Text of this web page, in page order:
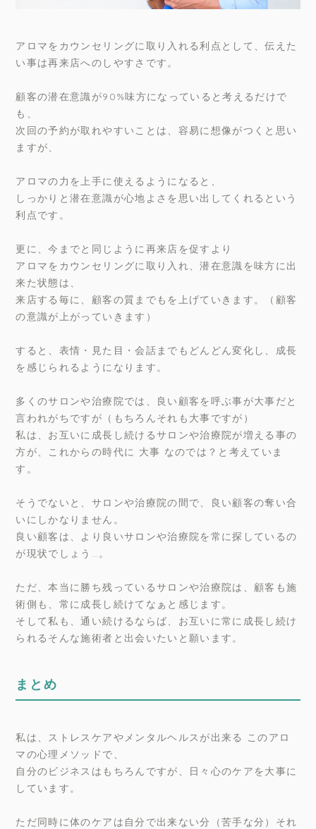
アロマをカウンセリングに取り入れる利点として、伝えた
い事は再来店へのしやすさです。
顧客の潜在意識が90%味方になっていると考えるだけで
も、
次回の予約が取れやすいことは、容易に想像がつくと思い
ますが、
アロマの力を上手に使えるようになると、
しっかりと潜在意識が心地よさを思い出してくれるという
利点です。
更に、今までと同じように再来店を促すより
アロマをカウンセリングに取り入れ、潜在意識を味方に出
来た状態は、
来店する毎に、顧客の質までもを上げていきます。（顧客
の意識が上がっていきます）
すると、表情・見た目・会話までもどんどん変化し、成長
を感じられるようになります。
多くのサロンや治療院では、良い顧客を呼ぶ事が大事だと
言われがちですが（もちろんそれも大事ですが）
私は、お互いに成長し続けるサロンや治療院が増える事の
方が、これからの時代に 大事 なのでは？と考えていま
す。
そうでないと、サロンや治療院の間で、良い顧客の奪い合
いにしかなりません。
良い顧客は、より良いサロンや治療院を常に探しているの
が現状でしょう…。
ただ、本当に勝ち残っているサロンや治療院は、顧客も施
術側も、常に成長し続けてなぁと感じます。
そして私も、通い続けるならば、お互いに常に成長し続け
られるそんな施術者と出会いたいと願います。
まとめ
私は、ストレスケアやメンタルヘルスが出来る このアロ
マの心理メソッドで、
自分のビジネスはもちろんですが、日々心のケアを大事に
しています。
ただ同時に体のケアは自分で出来ない分（苦手な分）それ